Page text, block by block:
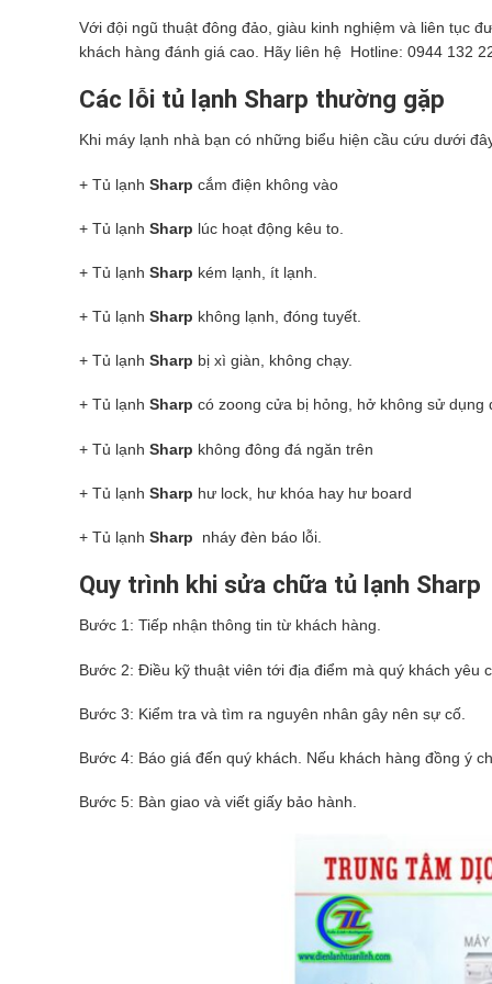
Với đội ngũ thuật đông đảo, giàu kinh nghiệm và liên tục
khách hàng đánh giá cao. Hãy liên hệ Hotline: 0944 132
Các lỗi tủ lạnh Sharp thường gặp
Khi máy lạnh nhà bạn có những biểu hiện cầu cứu dưới
+ Tủ lạnh Sharp cắm điện không vào
+ Tủ lạnh Sharp lúc hoạt động kêu to.
+ Tủ lạnh Sharp kém lạnh, ít lạnh.
+ Tủ lạnh Sharp không lạnh, đóng tuyết.
+ Tủ lạnh Sharp bị xì giàn, không chạy.
+ Tủ lạnh Sharp có zoong cửa bị hỏng, hở không sử dụng
+ Tủ lạnh Sharp không đông đá ngăn trên
+ Tủ lạnh Sharp hư lock, hư khóa hay hư board
+ Tủ lạnh Sharp nháy đèn báo lỗi.
Quy trình khi sửa chữa tủ lạnh Sharp
Bước 1: Tiếp nhận thông tin từ khách hàng.
Bước 2: Điều kỹ thuật viên tới địa điểm mà quý khách yêu
Bước 3: Kiểm tra và tìm ra nguyên nhân gây nên sự cố.
Bước 4: Báo giá đến quý khách. Nếu khách hàng đồng ý
Bước 5: Bàn giao và viết giấy bảo hành.